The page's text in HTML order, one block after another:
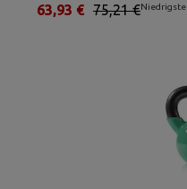
75,21 €
63,93 €